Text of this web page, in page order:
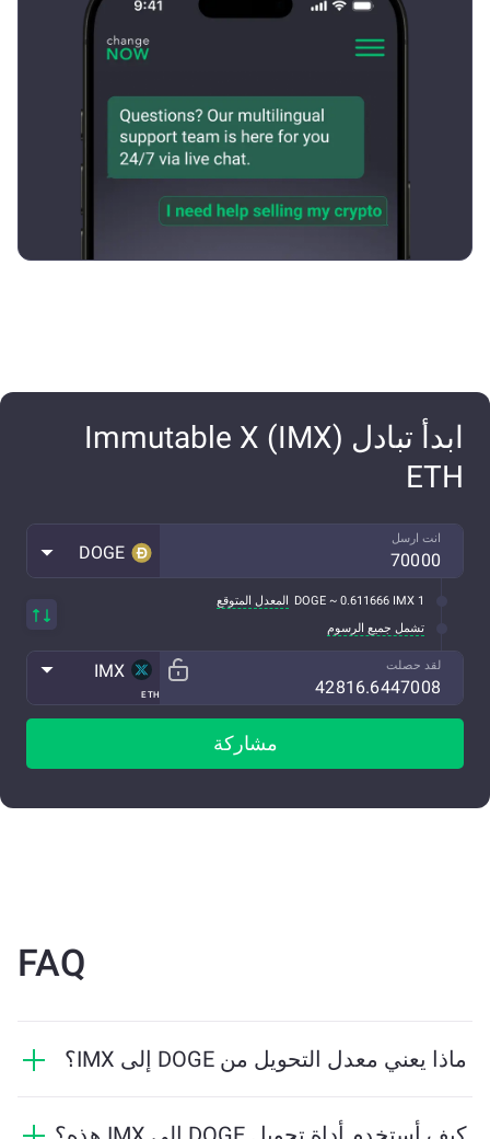
ابدأ تبادل Immutable X (IMX)
ETH
انت ارسل
DOGE
1 DOGE ~ 0.611666 IMX
المعدل المتوقع
تشمل جميع الرسوم
لقد حصلت
ETH
IMX
مشاركة
FAQ
ماذا يعني معدل التحويل من DOGE إلى IMX؟
DOGE. يتقلب هذا المعدل بناءً على ظروف السوق والعرض